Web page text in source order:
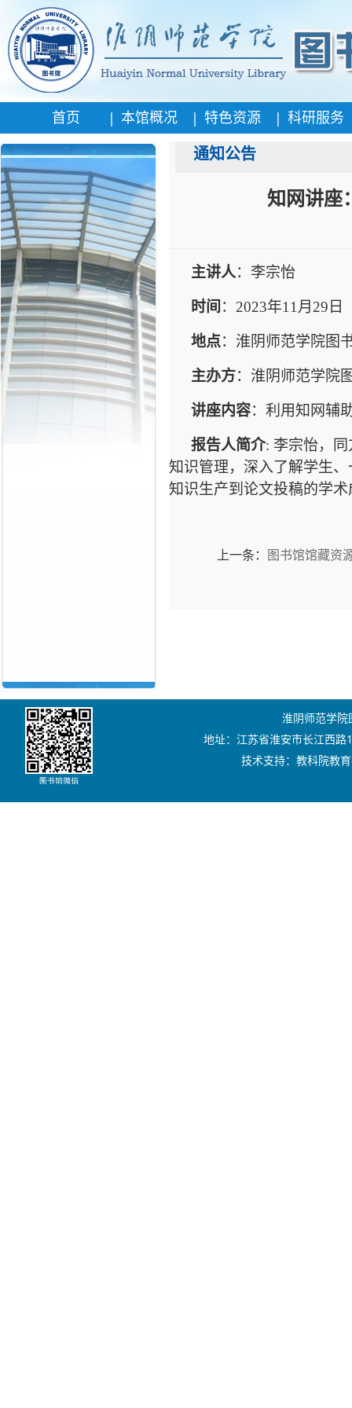
首页 | 本馆概况 | 特色资源 | 科研服务
通知公告
知网讲座
主讲人：李宗怡
时间 ： 2023年11 月 29 日
地点：淮阴师范学院图
主办方：淮阴师范学院
讲座内容：利用知网辅
报告人简介: 李宗怡，同
知识管理，深入了解学生
知识生产到论文投稿的学
上一条： 图书馆馆藏资
淮阴师范学
地址：江苏省淮安市长江西
技术支持：教科院教